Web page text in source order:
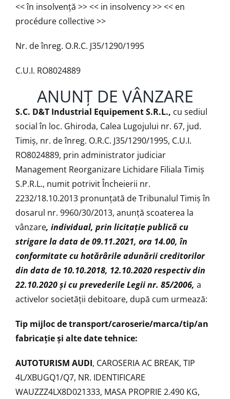
<< în insolvenţă >> << in insolvency >> << en
procédure collective >>
Nr. de înreg. O.R.C. J35/1290/1995
C.U.I. RO8024889
ANUNŢ DE VÂNZARE
S.C. D&T Industrial Equipement S.R.L., cu sediul
social în loc. Ghiroda, Calea Lugojului nr. 67, jud.
Timiş, nr. de înreg. O.R.C. J35/1290/1995, C.U.I.
RO8024889, prin administrator judiciar
Management Reorganizare Lichidare Filiala Timiș
S.P.R.L., numit potrivit Încheierii nr.
2232/18.10.2013 pronunțată de Tribunalul Timiș în
dosarul nr. 9960/30/2013, anunţă scoaterea la
vânzare, individual, prin licitaţie publică cu
strigare la data de 09.11.2021, ora 14.00, în
conformitate cu hotărârile adunării creditorilor
din data de 10.10.2018, 12.10.2020 respectiv din
22.10.2020 şi cu prevederile Legii nr. 85/2006, a
activelor societăţii debitoare, după cum urmează:
Tip mijloc de transport/caroserie/marca/tip/an
fabricație și alte date tehnice:
AUTOTURISM AUDI, CAROSERIA AC BREAK, TIP
4L/XBUGQ1/Q7, NR. IDENTIFICARE
WAUZZZ4LX8D021333, MASA PROPRIE 2.490 KG,